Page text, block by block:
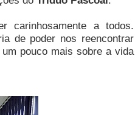
carinhosamente a todos.
de poder nos reencontrar
pouco mais sobre a vida